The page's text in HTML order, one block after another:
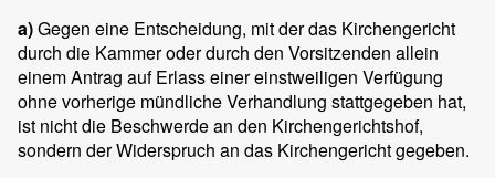
a)Gegen eine Entscheidung, mit der das Kirchengericht
durch die Kammer oder durch den Vorsitzenden allein
einem Antrag auf Erlass einer einstweiligen Verfügung
ohne vorherige mündliche Verhandlung stattgegeben hat,
ist nicht die Beschwerde an den Kirchengerichtshof,
sondern der Widerspruch an das Kirchengericht gegeben.